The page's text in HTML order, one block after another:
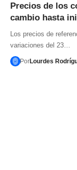
Precios de los
cambio hasta
Los precios de
variaciones del 23…
PorLourdes